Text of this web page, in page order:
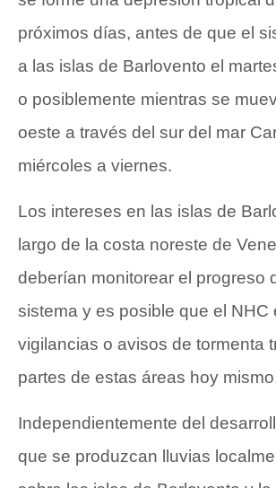
próximos días, antes de que el
a las islas de Barlovento el
o posiblemente mientras se
oeste a través del sur del mar
miércoles a viernes.
Los intereses en las islas de
largo de la costa noreste de
deberían monitorear el progreso
sistema y es posible que el NHC
vigilancias o avisos de tormenta
partes de estas áreas hoy
Independientemente del
que se produzcan lluvias